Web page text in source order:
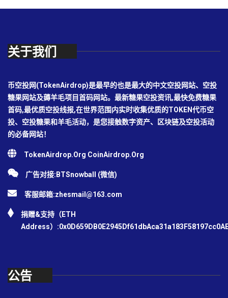
关于我们
币空投网(TokenAirdrop)是最早的也是最大的中文空投网站、空投
糖果网站及薅羊毛项目首码网站。最新糖果空投资讯,最快免费糖果
首码,最优质空投线报,在世界范围内实时收集优质的TOKEN代币空
投、空投糖果和羊毛活动，是您接触数字资产、区块链及空投活动
的必备网站！
TokenAirdrop.Org CoinAirdrop.Org
广告对接:BTSnowball (微信)
客服邮箱:zhesmail@163.com
捐赠&支持（ETH
Address）
公告